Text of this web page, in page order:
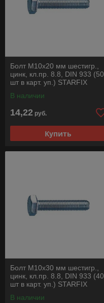
Болт М10х20 мм шестигр.,
цинк, кл.пр. 8.8, DIN 933 (50
шт в карт. уп.) STARFIX
В наличии
14,22 руб.
Купить
Болт М10х30 мм шестигр.,
цинк, кл.пр. 8.8, DIN 933 (40
шт в карт. уп.) STARFIX
В наличии